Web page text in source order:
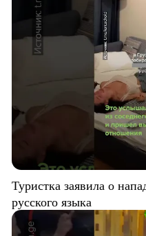
Туристка заявила о
русского языка